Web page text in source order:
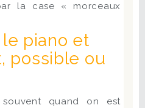
la case « morceaux
piano et
possible ou
quand on est